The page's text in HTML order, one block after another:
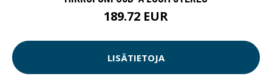
189.72 EUR
LISÄTIETOJA